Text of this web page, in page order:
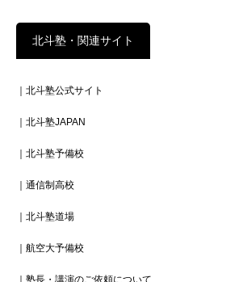
北斗塾・関連サイト
｜北斗塾公式サイト
｜北斗塾JAPAN
｜北斗塾予備校
｜通信制高校
｜北斗塾道場
｜航空大予備校
｜塾長・講演のご依頼について